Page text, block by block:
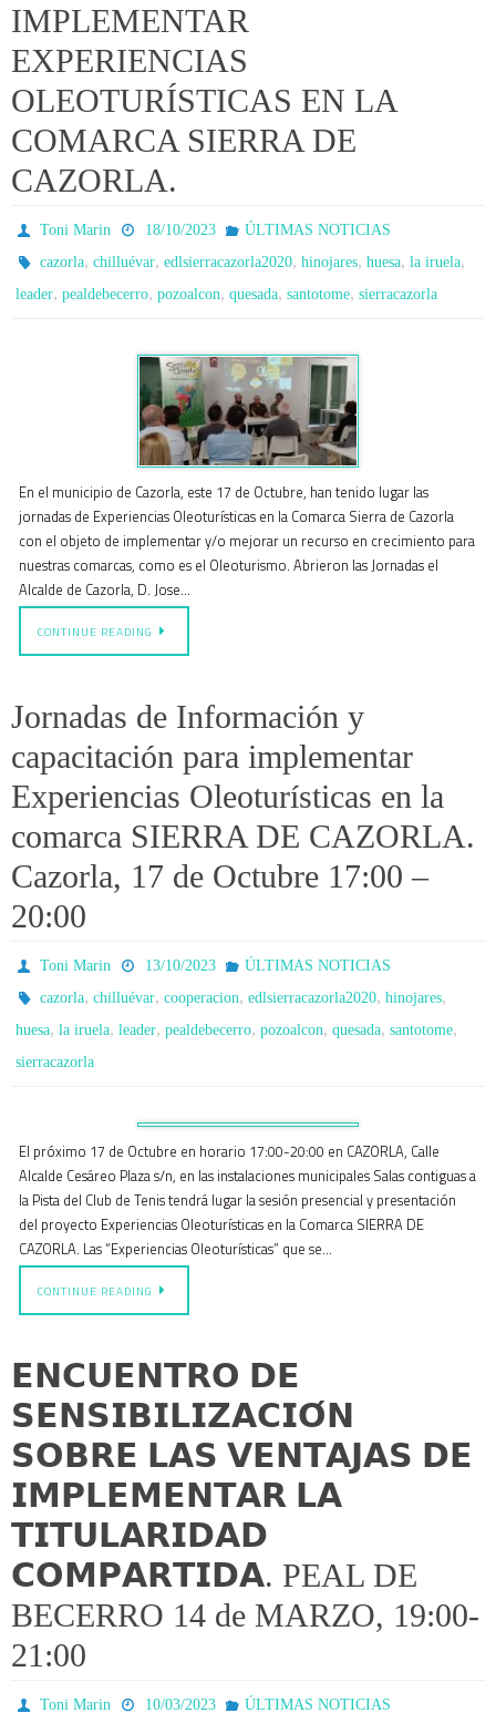
IMPLEMENTAR
EXPERIENCIAS
OLEOTURÍSTICAS EN LA
COMARCA SIERRA DE
CAZORLA.
Toni Marin 18/10/2023
ÚLTIMAS NOTICIAS
cazorla,chilluévar,edlsierracazorla2020,hinojares,huesa,la iruela,
leader, pealdebecerro, pozoalcon, quesada, santotome, sierracazorla
En el municipio de Cazorla, este 17 de Octubre, han tenido lugar las
jornadas de Experiencias Oleoturísticas en la Comarca Sierra de Cazorla
con el objeto de implementar y/o mejorar un recurso en crecimiento para
nuestras comarcas, como es el Oleoturismo. Abrieron las Jornadas el
Alcalde de Cazorla, D. Jose…
CONTINUE READING
Jornadas de Información y
capacitación para implementar
Experiencias Oleoturísticas en la
comarca SIERRA DE CAZORLA.
Cazorla, 17 de Octubre 17:00 –
20:00
Toni Marin 13/10/2023
ÚLTIMAS NOTICIAS
cazorla,chilluévar,cooperacion,edlsierracazorla2020,hinojares,
huesa, la iruela, leader, pealdebecerro, pozoalcon, quesada, santotome,
sierracazorla
El próximo 17 de Octubre en horario 17:00-20:00 en CAZORLA, Calle
Alcalde Cesáreo Plaza s/n, en las instalaciones municipales Salas contiguas a
la Pista del Club de Tenis tendrá lugar la sesión presencial y presentación
del proyecto Experiencias Oleoturísticas en la Comarca SIERRA DE
CAZORLA. Las “Experiencias Oleoturísticas” que se…
CONTINUE READING
𝗘𝗡𝗖𝗨𝗘𝗡𝗧𝗥𝗢 𝗗𝗘
𝗦𝗘𝗡𝗦𝗜𝗕𝗜𝗟𝗜𝗭𝗔𝗖𝗜𝗢́𝗡
𝗦𝗢𝗕𝗥𝗘 𝗟𝗔𝗦 𝗩𝗘𝗡𝗧𝗔𝗝𝗔𝗦 𝗗𝗘
𝗜𝗠𝗣𝗟𝗘𝗠𝗘𝗡𝗧𝗔𝗥 𝗟𝗔
𝗧𝗜𝗧𝗨𝗟𝗔𝗥𝗜𝗗𝗔𝗗
𝗖𝗢𝗠𝗣𝗔𝗥𝗧𝗜𝗗𝗔. PEAL DE
BECERRO 14 de MARZO, 19:00-
21:00
Toni Marin 10/03/2023 ÚLTIMAS NOTICIAS